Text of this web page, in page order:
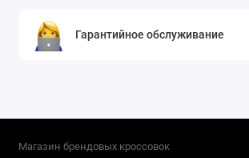
Гарантийное обслуживание
Магазин брендовых кроссовок